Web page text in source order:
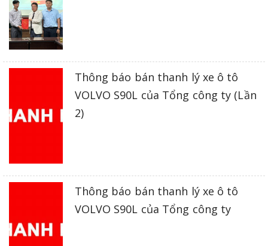
Thông báo bán thanh lý xe ô tô
VOLVO S90L của Tổng công ty (Lần
2)
Thông báo bán thanh lý xe ô tô
VOLVO S90L của Tổng công ty